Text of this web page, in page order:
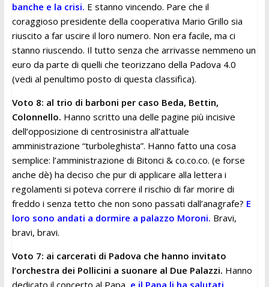
banche e la crisi. E stanno vincendo. Pare che il
coraggioso presidente della cooperativa Mario Grillo sia
riuscito a far uscire il loro numero. Non era facile, ma ci
stanno riuscendo. Il tutto senza che arrivasse nemmeno un
euro da parte di quelli che teorizzano della Padova 4.0
(vedi al penultimo posto di questa classifica).
Voto 8: al trio di barboni per caso Beda, Bettin,
Colonnello. Hanno scritto una delle pagine più incisive
dell’opposizione di centrosinistra all’attuale
amministrazione “turboleghista”. Hanno fatto una cosa
semplice: l’amministrazione di Bitonci & co.co.co. (e forse
anche dè) ha deciso che pur di applicare alla lettera i
regolamenti si poteva correre il rischio di far morire di
freddo i senza tetto che non sono passati dall’anagrafe? E
loro sono andati a dormire a palazzo Moroni. Bravi,
bravi, bravi.
Voto 7: ai carcerati di Padova che hanno invitato
l’orchestra dei Pollicini a suonare al Due Palazzi. Hanno